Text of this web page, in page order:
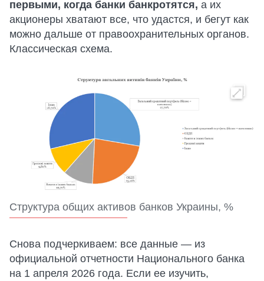
первыми, когда банки банкротятся, а их
акционеры хватают все, что удастся, и бегут как
можно дальше от правоохранительных органов.
Классическая схема.
Структура общих активов банков Украины, %
Снова подчеркиваем: все данные — из
официальной отчетности Национального банка
на 1 апреля 2026 года. Если ее изучить,